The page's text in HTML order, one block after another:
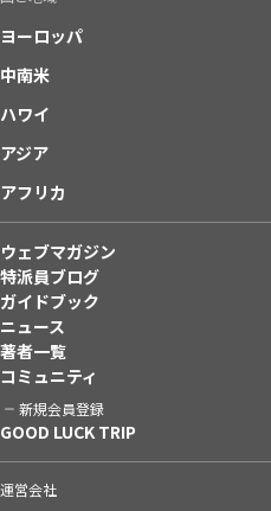
ヨーロッパ
中南米
ハワイ
アジア
アフリカ
ウェブマガジン
特派員ブログ
ガイドブック
ニュース
著者一覧
コミュニティ
新規会員登録
GOOD LUCK TRIP
運営会社